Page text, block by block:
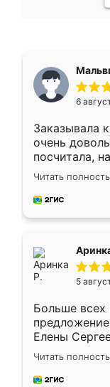
6
Заказывала
очень
посчитала,
Замерщик
делу со
за день,
Читать
5
Больше всех
Елены
короткие
для замера
предложил
Читать